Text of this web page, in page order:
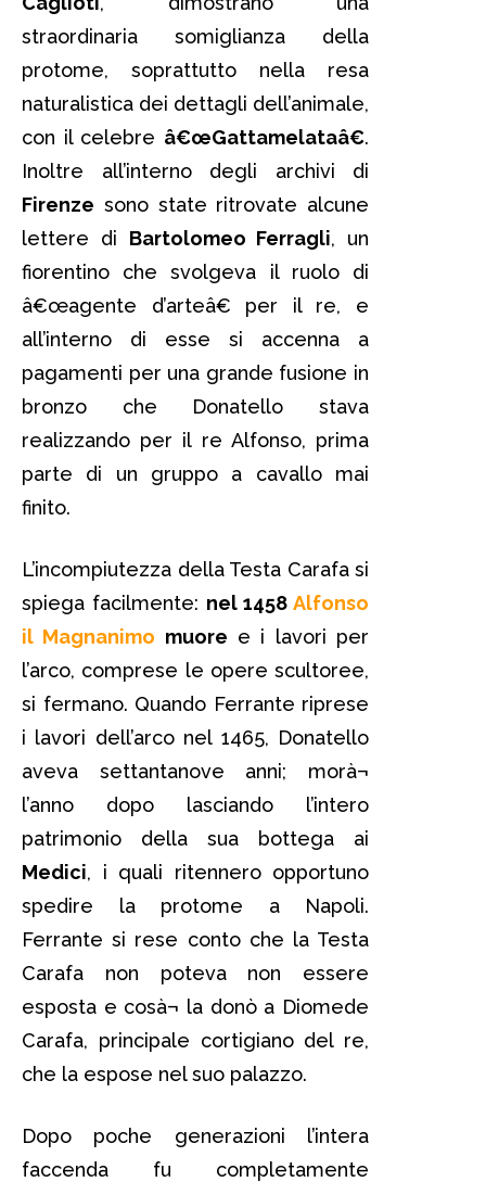
straordinaria somiglianza della
protome, soprattutto nella resa
naturalistica dei dettagli dell’animale,
con il celebre â€œGattamelataâ€.
Inoltre all’interno degli archivi di
Firenze sono state ritrovate alcune
lettere di Bartolomeo Ferragli, un
fiorentino che svolgeva il ruolo di
â€œagente d’arteâ€ per il re, e
all’interno di esse si accenna a
pagamenti per una grande fusione in
bronzo che Donatello stava
realizzando per il re Alfonso, prima
parte di un gruppo a cavallo mai
finito.
L’incompiutezza della Testa Carafa si
spiega facilmente: nel 1458 Alfonso
il Magnanimo muore e i lavori per
l’arco, comprese le opere scultoree,
si fermano. Quando Ferrante riprese
i lavori dell’arco nel 1465, Donatello
aveva settantanove anni; morà¬
l’anno dopo lasciando l’intero
patrimonio della sua bottega ai
Medici, i quali ritennero opportuno
spedire la protome a Napoli.
Ferrante si rese conto che la Testa
Carafa non poteva non essere
esposta e cosà¬ la donò a Diomede
Carafa, principale cortigiano del re,
che la espose nel suo palazzo.
Dopo poche generazioni l’intera
faccenda fu completamente